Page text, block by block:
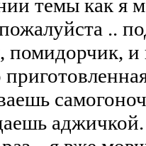
темы как я
..
помидорчик,